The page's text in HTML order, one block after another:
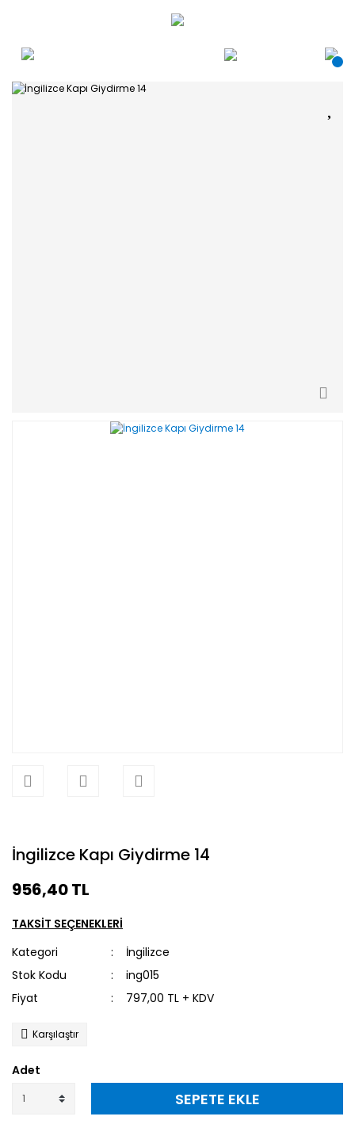
İngilizce Kapı Giydirme 14
956,40 TL
TAKSİT SEÇENEKLERİ
Kategori
İngilizce
Stok Kodu
ing015
Fiyat
797,00 TL + KDV
Karşılaştır
Adet
SEPETE EKLE